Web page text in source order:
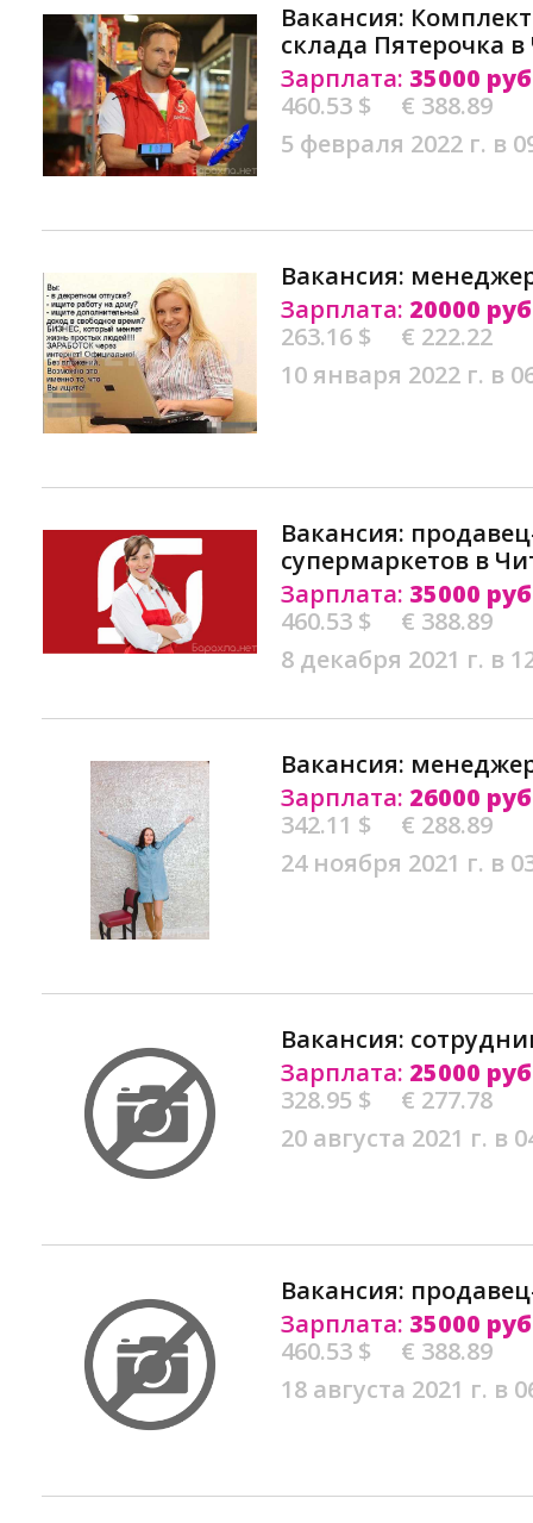
Вакансия:
склада Пятерочка в
Зарплата: 35000
460.53 $
€ 388.89
5 февраля 2022 г. в
Вакансия:
Зарплата: 20000
263.16 $
€ 222.22
10 января 2022 г. в
Вакансия:
супермаркетов в
Зарплата: 35000
460.53 $
€ 388.89
8 декабря 2021 г. в
Вакансия:
Зарплата: 26000
342.11 $
€ 288.89
24 ноября 2021 г. в
Вакансия:
Зарплата: 25000
328.95 $
€ 277.78
20 августа 2021 г. в
Вакансия:
Зарплата: 35000
460.53 $
€ 388.89
18 августа 2021 г. в